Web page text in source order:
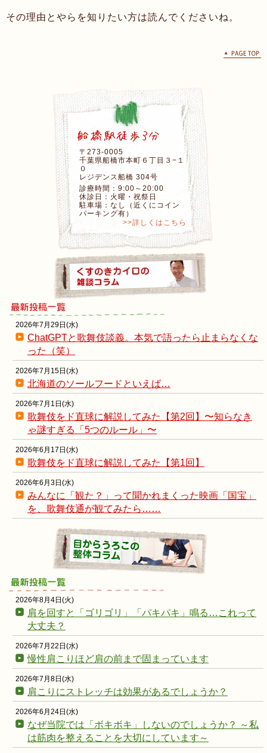
その理由とやらを知りたい方は読んでくださいね。
〒273-0005
千葉県船橋市本町６丁目３−１
０
レジデンス船橋 304号
診療時間：9:00～20:00
休診日：火曜・祝祭日
駐車場：なし（近くにコイン
パーキング有）
>>詳しくはこちら
2026年7月29日(水)
ChatGPTと歌舞伎談義。本気で語ったら止まらなくな
った（笑）
2026年7月15日(水)
北海道のソールフードといえば…
2026年7月1日(水)
歌舞伎をド直球に解説してみた【第2回】〜知らなき
ゃ謎すぎる「5つのルール」〜
2026年6月17日(水)
歌舞伎をド直球に解説してみた【第1回】
2026年6月3日(水)
みんなに「観た？」って聞かれまくった映画「国宝」
を、歌舞伎通が観てみたら……
2026年8月4日(火)
肩を回すと「ゴリゴリ」「パキパキ」鳴る…これって
大丈夫？
2026年7月22日(水)
慢性肩こりほど肩の前まで固まっています
2026年7月8日(水)
肩こりにストレッチは効果があるでしょうか？
2026年6月24日(水)
なぜ当院では「ボキボキ」しないのでしょうか？ ～私
は筋肉を整えることを大切にしています～